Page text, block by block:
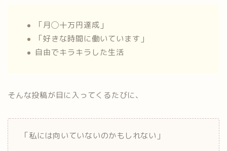
「月◯十万円達成」
「好きな時間に働いています」
自由でキラキラした生活
そんな投稿が目に入ってくるたびに、
「私には向いていないのかもしれない」